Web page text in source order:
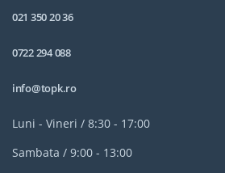
021 350 20 36
0722 294 088
info@topk.ro
Luni - Vineri / 8:30 - 17:00
Sambata / 9:00 - 13:00